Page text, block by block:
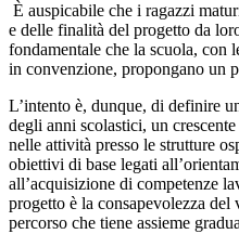
È auspicabile che i ragazzi
e delle finalità del progetto da
fondamentale che la scuola, con
in convenzione, propongano un
L’intento è, dunque, di definire
degli anni scolastici, un
nelle attività presso le strutture
obiettivi di base legati
all’acquisizione di competenze
progetto è la consapevolezza del
percorso che tiene assieme